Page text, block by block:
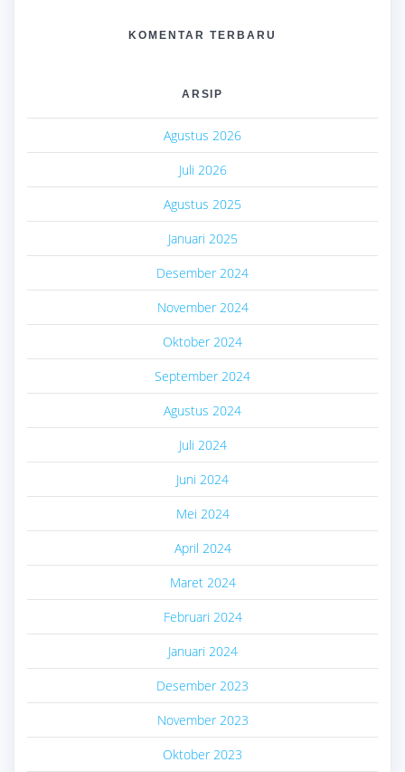
KOMENTAR TERBARU
ARSIP
Agustus 2026
Juli 2026
Agustus 2025
Januari 2025
Desember 2024
November 2024
Oktober 2024
September 2024
Agustus 2024
Juli 2024
Juni 2024
Mei 2024
April 2024
Maret 2024
Februari 2024
Januari 2024
Desember 2023
November 2023
Oktober 2023